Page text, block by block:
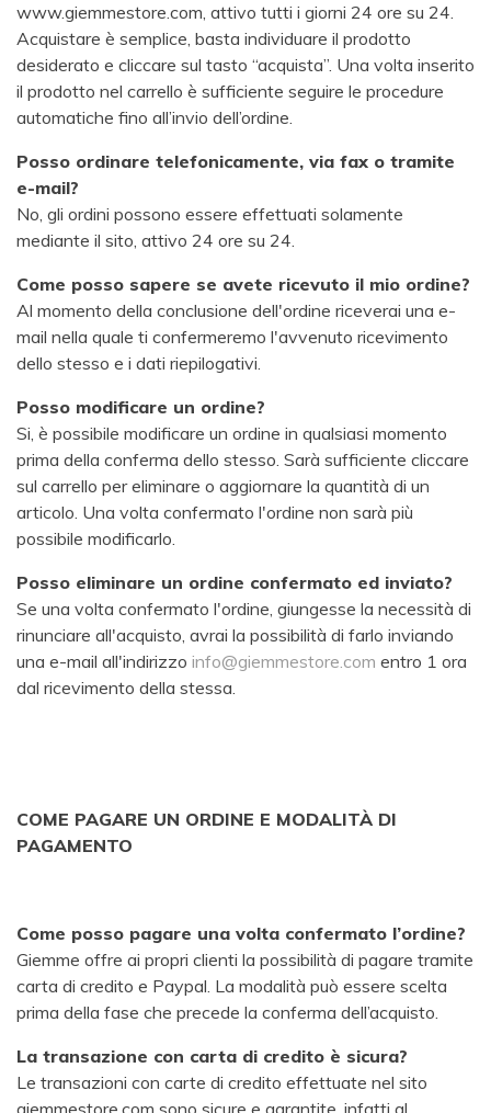
www.giemmestore.com, attivo tutti i giorni 24 ore su 24.
Acquistare è semplice, basta individuare il prodotto
desiderato e cliccare sul tasto “acquista”. Una volta inserito
il prodotto nel carrello è sufficiente seguire le procedure
automatiche fino all’invio dell’ordine.
Posso ordinare telefonicamente, via fax o tramite
e-mail?
No, gli ordini possono essere effettuati solamente
mediante il sito, attivo 24 ore su 24.
Come posso sapere se avete ricevuto il mio ordine?
Al momento della conclusione dell'ordine riceverai una e-
mail nella quale ti confermeremo l'avvenuto ricevimento
dello stesso e i dati riepilogativi.
Posso modificare un ordine?
Si, è possibile modificare un ordine in qualsiasi momento
prima della conferma dello stesso. Sarà sufficiente cliccare
sul carrello per eliminare o aggiornare la quantità di un
articolo. Una volta confermato l'ordine non sarà più
possibile modificarlo.
Posso eliminare un ordine confermato ed inviato?
Se una volta confermato l'ordine, giungesse la necessità di
rinunciare all'acquisto, avrai la possibilità di farlo inviando
una e-mail all'indirizzo info@giemmestore.com entro 1 ora
dal ricevimento della stessa.
COME PAGARE UN ORDINE E MODALITÀ DI
PAGAMENTO
Come posso pagare una volta confermato l’ordine?
Giemme offre ai propri clienti la possibilità di pagare tramite
carta di credito e Paypal. La modalità può essere scelta
prima della fase che precede la conferma dell’acquisto.
La transazione con carta di credito è sicura?
Le transazioni con carte di credito effettuate nel sito